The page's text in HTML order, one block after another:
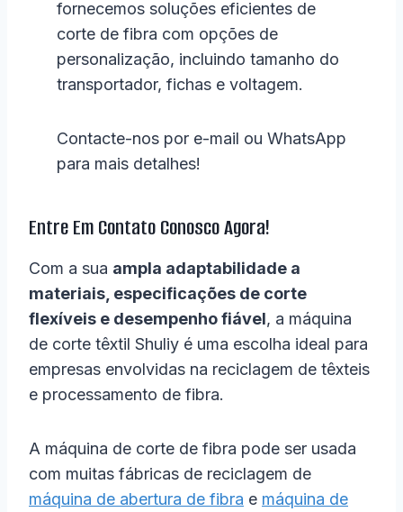
fornecemos soluções eficientes de
corte de fibra com opções de
personalização, incluindo tamanho do
transportador, fichas e voltagem.
Contacte-nos por e-mail ou WhatsApp
para mais detalhes!
Entre Em Contato Conosco Agora!
Com a sua ampla adaptabilidade a
materiais, especificações de corte
flexíveis e desempenho fiável, a máquina
de corte têxtil Shuliy é uma escolha ideal para
empresas envolvidas na reciclagem de têxteis
e processamento de fibra.
A máquina de corte de fibra pode ser usada
com muitas fábricas de reciclagem de
máquina de abertura de fibra e máquina de